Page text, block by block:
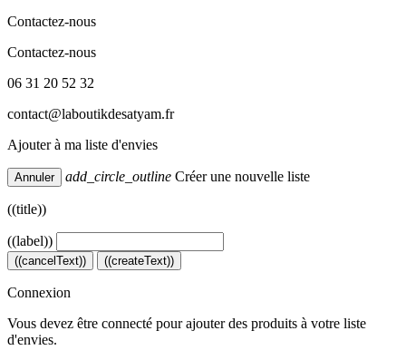
Contactez-nous
Contactez-nous
06 31 20 52 32
contact@laboutikdesatyam.fr
Ajouter à ma liste d'envies
Annuler add_circle_outline Créer une nouvelle liste
((title))
((label))
((cancelText)) ((createText))
Connexion
Vous devez être connecté pour ajouter des produits à votre liste
d'envies.